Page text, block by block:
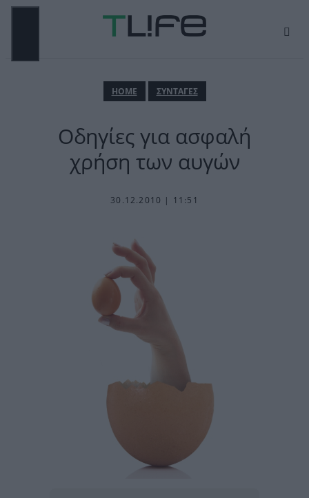
Μετάβαση
ΗΟΜΕ ΣΥΝΤΑΓΕΣ
Οδηγίες για ασφαλή
χρήση των αυγών
30.12.2010 | 11:51